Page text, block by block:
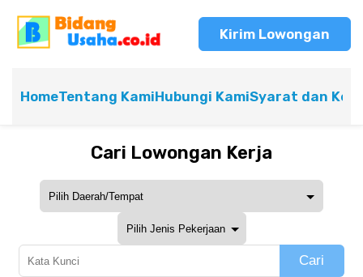
Kirim Lowongan
HomeTentang KamiHubungi KamiSyarat dan
Cari Lowongan Kerja
Cari